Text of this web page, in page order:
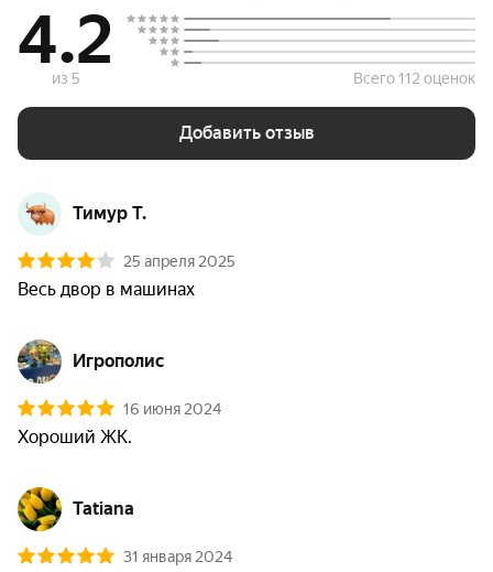
4.2
из 5 Всего 112 оценок
Добавить отзыв
Тимур Т.
25 апреля 2025
Весь двор в машинах
Игрополис
16 июня 2024
Хороший ЖК.
Tatiana
31 января 2024